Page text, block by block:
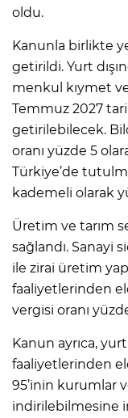
oldu.
Kanunla birlikte
getirildi. Yurt
menkul kıymet ve
Temmuz 2027
getirilebilecek.
oranı yüzde 5
Türkiye’de
kademeli olarak
Üretim ve tarım
sağlandı. Sanayi
ile zirai üretim
faaliyetlerinden
vergisi oranı
Kanun ayrıca,
faaliyetlerinden
95’inin kurumlar
indirilebilmesine